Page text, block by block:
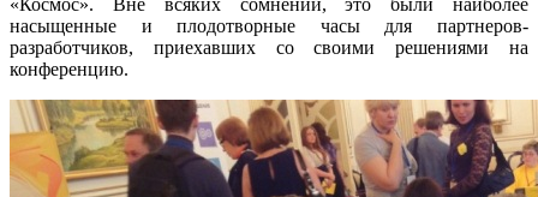
насыщенные и плодотворные часы для партнеров-
разработчиков, приехавших со своими решениями на
конференцию.